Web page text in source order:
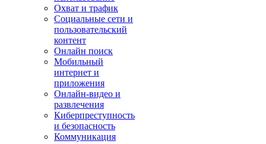
Охват и трафик
Социальные сети и
пользовательский
контент
Онлайн поиск
Мобильный
интернет и
приложения
Онлайн-видео и
развлечения
Киберпреступность
и безопасность
Коммуникация